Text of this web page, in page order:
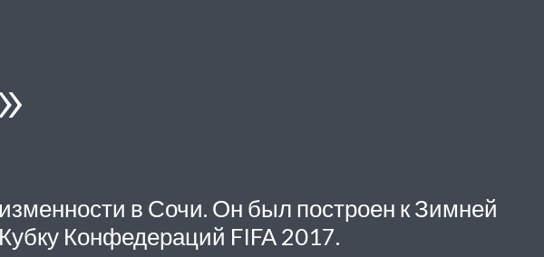
в Сочи. Он был построен к Зимней
Конфедераций FIFA 2017.